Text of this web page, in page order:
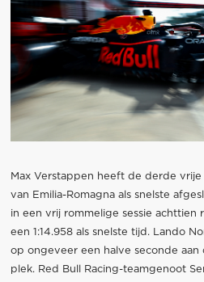
Max Verstappen heeft de derde
van Emilia-Romagna als snelste
in een vrij rommelige sessie achttien
een 1:14.958 als snelste tijd. Lando
op ongeveer een halve seconde
plek. Red Bull Racing-teamgenoot